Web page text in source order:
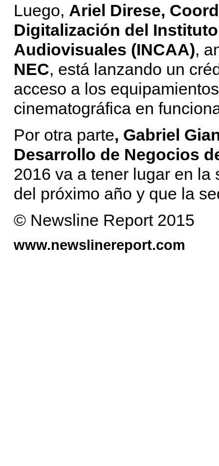
Luego, Ariel Direse,
Digitalización del
Audiovisuales (INCAA),
NEC, está lanzando un
acceso a los
cinematográfica en
Por otra parte, Gabriel
Desarrollo de Negocios
2016 va a tener lugar en
del próximo año y que la
© Newsline Report 2015
www.newslinereport.com